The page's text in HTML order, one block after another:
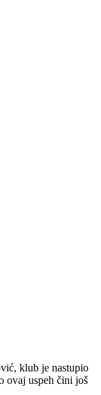
klub je nastupio
ovaj uspeh čini još